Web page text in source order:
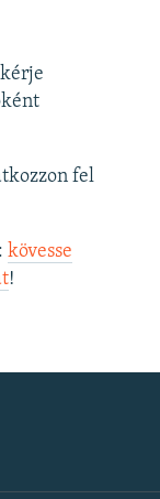
fel
kövesse
! ​